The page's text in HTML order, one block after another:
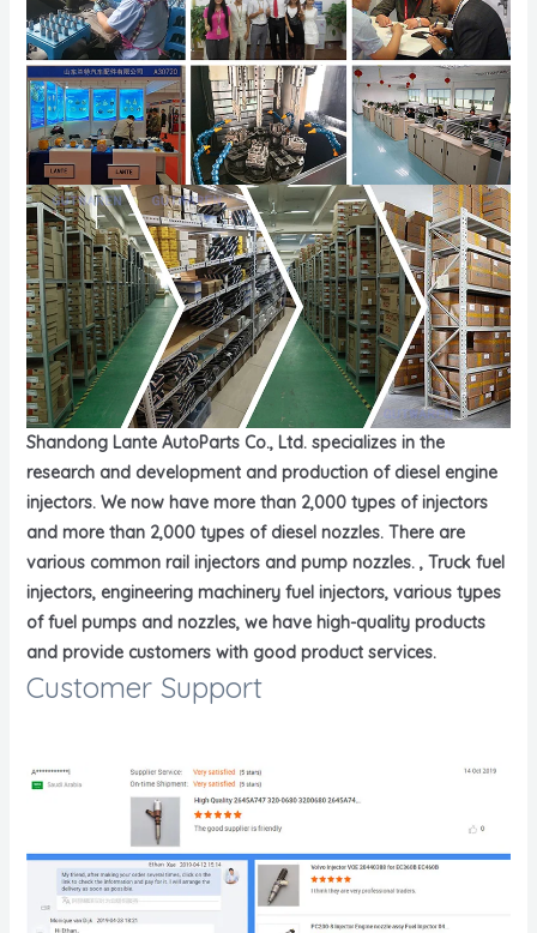
Shandong Lante AutoParts Co., Ltd. specializes in the
research and development and production of diesel engine
injectors. We now have more than 2,000 types of injectors
and more than 2,000 types of diesel nozzles. There are
various common rail injectors and pump nozzles. , Truck fuel
injectors, engineering machinery fuel injectors, various types
of fuel pumps and nozzles, we have high-quality products
and provide customers with good product services.
Customer Support